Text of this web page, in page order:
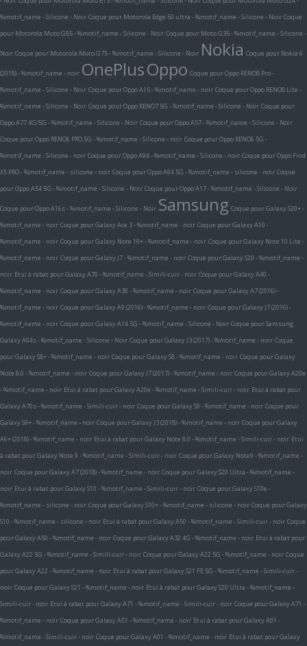
%motif_name - Silicone - Noir Coque pour Motorola Edge 50 ultra - %motif_name - Silicone - Noir Coque
pour Motorola Moto G85 - %motif_name - Silicone - Noir Coque pour Moto G35 - %motif_name - Silicone -
Noir Coque pour Motorola Moto G75 - %motif_name - Silicone - Noir Nokia Coque pour Nokia 6
(2018) - %motif_name - noir OnePlusOppo Coque pour Oppo RENO8 Pro -
%motif_name - Silicone - Noir Coque pour Oppo A15 - %motif_name - noir Coque pour Oppo RENO8 Lite -
%motif_name - Silicone - Noir Coque pour Oppo RENO7 5G - %motif_name - Silicone - Noir Coque pour
Oppo A77 4G/5G - %motif_name - Silicone - Noir Coque pour Oppo A57 - %motif_name - Silicone - Noir
Coque pour Oppo RENO6 PRO 5G - %motif_name - Silicone - noir Coque pour Oppo RENO6 5G -
%motif_name - Silicone - noir Coque pour Oppo A94 - %motif_name - Silicone - noir Coque pour Oppo Find
X5 PRO - %motif_name - silicone - noir Coque pour Oppo A94 5G - %motif_name - silicone - noir Coque
pour Oppo A54 5G - %motif_name - Silicone - Noir Coque pour Oppo A17 - %motif_name - Silicone - Noir
Coque pour Oppo A16s - %motif_name - Silicone - Noir Samsung Coque pour Galaxy S20+ -
%motif_name - noir Coque pour Galaxy Ace 3 - %motif_name - noir Coque pour Galaxy A10 -
%motif_name - noir Coque pour Galaxy Note 10+ - %motif_name - noir Coque pour Galaxy Note 10 Lite -
%motif_name - noir Coque pour Galaxy J7 - %motif_name - noir Coque pour Galaxy S20 - %motif_name -
noir Etui à rabat pour Galaxy A70 - %motif_name - Simili-cuir - noir Coque pour Galaxy A40 -
%motif_name - noir Coque pour Galaxy A30 - %motif_name - noir Coque pour Galaxy A7 (2016) -
%motif_name - noir Coque pour Galaxy A9 (2016) - %motif_name - noir Coque pour Galaxy J7 (2016) -
%motif_name - noir Coque pour Galaxy A14 5G - %motif_name - Silicone - Noir Coque pour Samsung
Galaxy A04s - %motif_name - Silicone - Noir Coque pour Galaxy J3 (2017) - %motif_name - noir Coque
pour Galaxy S8+ - %motif_name - noir Coque pour Galaxy S8 - %motif_name - noir Coque pour Galaxy
Note 8.0 - %motif_name - noir Coque pour Galaxy J7 (2017) - %motif_name - noir Coque pour Galaxy A20e
- %motif_name - noir Etui à rabat pour Galaxy A20e - %motif_name - Simili-cuir - noir Etui à rabat pour
Galaxy A70s - %motif_name - Simili-cuir - noir Coque pour Galaxy S9 - %motif_name - noir Coque pour
Galaxy S9+ - %motif_name - noir Coque pour Galaxy J3 (2018) - %motif_name - noir Coque pour Galaxy
A6+ (2018) - %motif_name - noir Etui à rabat pour Galaxy Note 8.0 - %motif_name - Simili-cuir - noir Etui
à rabat pour Galaxy Note 9 - %motif_name - Simili-cuir - noir Coque pour Galaxy Note9 - %motif_name -
noir Coque pour Galaxy A7 (2018) - %motif_name - noir Coque pour Galaxy S20 Ultra - %motif_name -
noir Etui à rabat pour Galaxy S10 - %motif_name - Simili-cuir - noir Coque pour Galaxy S10e -
%motif_name - silicone - noir Coque pour Galaxy S10+ - %motif_name - silicone - noir Coque pour Galaxy
S10 - %motif_name - silicone - noir Etui à rabat pour Galaxy A50 - %motif_name - Simili-cuir - noir Coque
pour Galaxy A50 - %motif_name - noir Coque pour Galaxy A32 4G - %motif_name - noir Etui à rabat pour
Galaxy A22 5G - %motif_name - Simili-cuir - noir Coque pour Galaxy A22 5G - %motif_name - noir Coque
pour Galaxy A22 - %motif_name - noir Etui à rabat pour Galaxy S21 FE 5G - %motif_name - Simili-cuir -
noir Coque pour Galaxy S21 - %motif_name - noir Etui à rabat pour Galaxy S20 Ultra - %motif_name -
Simili-cuir - noir Etui à rabat pour Galaxy A71 - %motif_name - Simili-cuir - noir Coque pour Galaxy A71 -
%motif_name - noir Coque pour Galaxy A51 - %motif_name - noir Etui à rabat pour Galaxy A01 -
%motif_name - Simili-cuir - noir Coque pour Galaxy A01 - %motif_name - noir Etui à rabat pour Galaxy